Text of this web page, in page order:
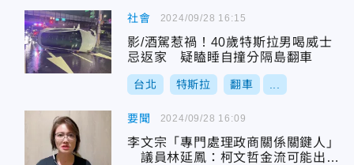
社會
影/酒駕惹禍！40歲特斯拉男喝威士
忌返家 疑瞌睡自撞分隔島翻車
台北 特斯拉 翻車
2024/09/28 16:15
要聞
李文宗「專門處理政商關係關鍵人」
議員林延鳳：柯文哲金流可能出現
2024/09/28 16:09